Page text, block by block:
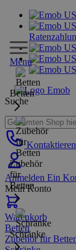
Suche
Anmelden Ein
Mein Konto
Warenkorb
Menu
Betten
Zubehör
für
Betten
Schränke
Betten
Zubehör für